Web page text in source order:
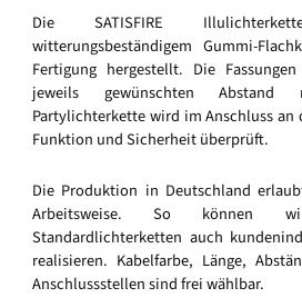
Die SATISFIRE
witterungsbeständigem Gummi-
Fertigung hergestellt. Die
jeweils gewünschten
Partylichterkette wird im Anschluss an
Funktion und Sicherheit überprüft.
Die Produktion in Deutschland
Arbeitsweise. So können
Standardlichterketten auch
realisieren. Kabelfarbe, Länge,
Anschlussstellen sind frei wählbar.